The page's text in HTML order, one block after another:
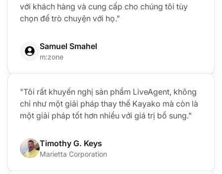
với khách hàng và cung cấp cho chúng tôi tùy
chọn để trò chuyện với họ."
Samuel Smahel
m:zone
"Tôi rất khuyến nghị sản phẩm LiveAgent, không
chỉ như một giải pháp thay thế Kayako mà còn là
một giải pháp tốt hơn nhiều với giá trị bổ sung."
Timothy G. Keys
Marietta Corporation